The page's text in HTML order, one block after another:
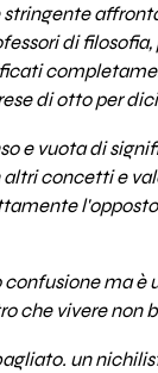
stringente
di filosofia,
di otto per
e vuota di
concetti e
ma è
che vivere non
un